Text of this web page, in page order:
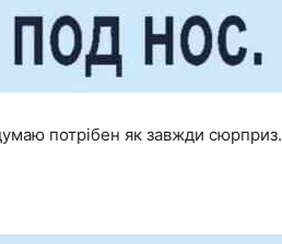
потрібен як завжди сюрприз.